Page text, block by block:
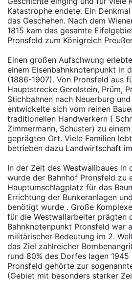
Katastrophe endete. Ein
das Geschehen. Nach dem
1815 kam das gesamte
Pronsfeld zum Königreich
Einen großen Aufschwung
einem Eisenbahnknotenpunkt in
(1886-1907). Von Pronsfeld aus
Hauptstrecke Gerolstein, Prüm,
Stichbahnen nach Neuerburg
entwickelte sich vom reinen
traditionellen Handwerkern (
Zimmermann, Schuster) zu
geprägten Ort. Viele Familien
betrieben dazu Landwirtschaft
In der Zeit des Westwallbaues in
wurde der Bahnhof Pronsfeld zu
Hauptumschlagplatz für das
Errichtung der Bunkeranlagen
benötigt wurde . Große
für die Westwallarbeiter prägten
Bahnknotenpunkt Pronsfeld war
militärischer Bedeutung im 2.
das Ziel zahlreicher
rund 80% des Dorfes lagen
Pronsfeld gehörte zur
(Gebiet mit besonders starker